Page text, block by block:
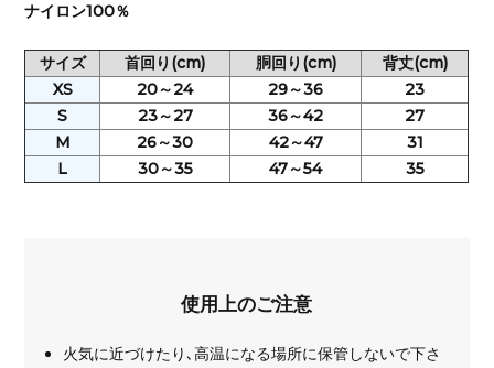
ナイロン100％
サイズ 首回り (cm) 胴回り (cm) 背丈(cm)
XS
20～24 29～36
23
S
23～27 36～42
27
M
26～30 42～47
31
L
30～35 47～54 35
使用上のご注意
火気に近づけたり､高温になる場所に保管しないで下さ